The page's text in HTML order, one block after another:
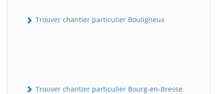
Trouver chantier particulier Bouligneux
Trouver chantier particulier Bourg-en-Bresse